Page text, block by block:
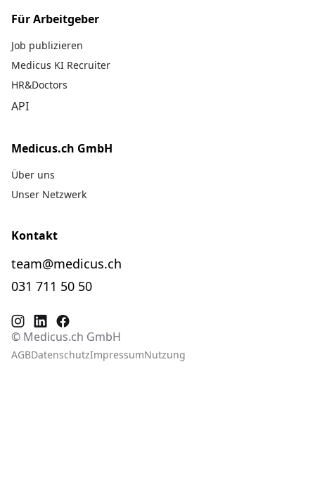
Für Arbeitgeber
Job publizieren
Medicus KI Recruiter
HR&Doctors
API
Medicus.ch GmbH
Über uns
Unser Netzwerk
Kontakt
team@medicus.ch
031 711 50 50
© Medicus.ch GmbH
AGBDatenschutzImpressumNutzung